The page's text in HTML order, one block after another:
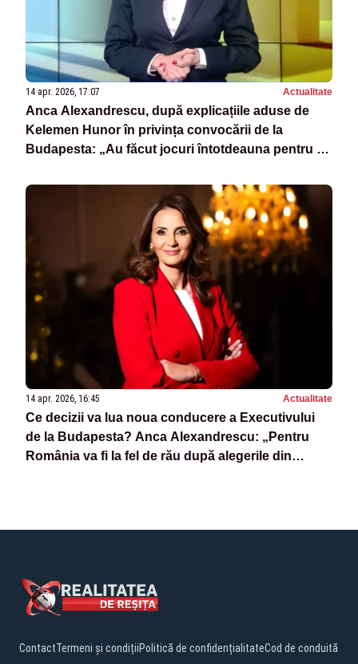
14 apr. 2026, 17:07 Actualitate
Anca Alexandrescu, după explicațiile aduse de
Kelemen Hunor în privința convocării de la
Budapesta: „Au făcut jocuri întotdeauna pentru a
14 apr. 2026, 16:45 Actualitate
Ce decizii va lua noua conducere a Executivului
de la Budapesta? Anca Alexandrescu: „Pentru
România va fi la fel de rău după alegerile din
ContactTermeni și condițiiPolitică de confidențialitateCod de conduită